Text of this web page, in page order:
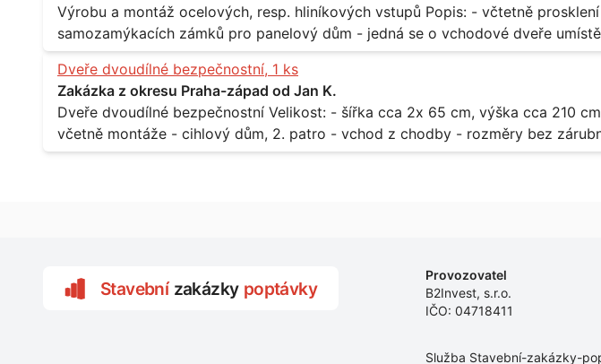
Výrobu a montáž ocelových, resp. hliníkových vstupů Popis: - včtetně prosklení a elektrických
samozamýkacích zámků pro panelový dům - jedná se o vchodové dveře umístěné v
zarámovaném a proskleném portálu - předmětem dodávky bude i demontáž
nevyhovujících prosklených, umělohmotných vstupů Množství: - 8 ks Lokalita: - 7, 9, 11, 13,
Praha 10 Strašnice Termín: - III.Q. 2015 Je nutná návštěva odpovědného pracovníka
dodavatele k zaměření, kalkulace ceny a termínu dodávky.
Dveře dvoudílné bezpečnostní, 1 ks
Zakázka z okresu Praha-západ od Jan K.
Dveře dvoudílné bezpečnostní Velikost: - šířka cca 2x 65 cm, výška cca 210 cm Popis: -
včetně montáže - cihlový dům, 2. patro - vchod z chodby - rozměry bez zárubní Počet: - 1
Lokalita: - Praha 7 - Holešovice
Stavební zakázky poptávky
Provozovatel
B2Invest, s.r.o.
IČO: 04718411
Služba Stavební-zakázky-